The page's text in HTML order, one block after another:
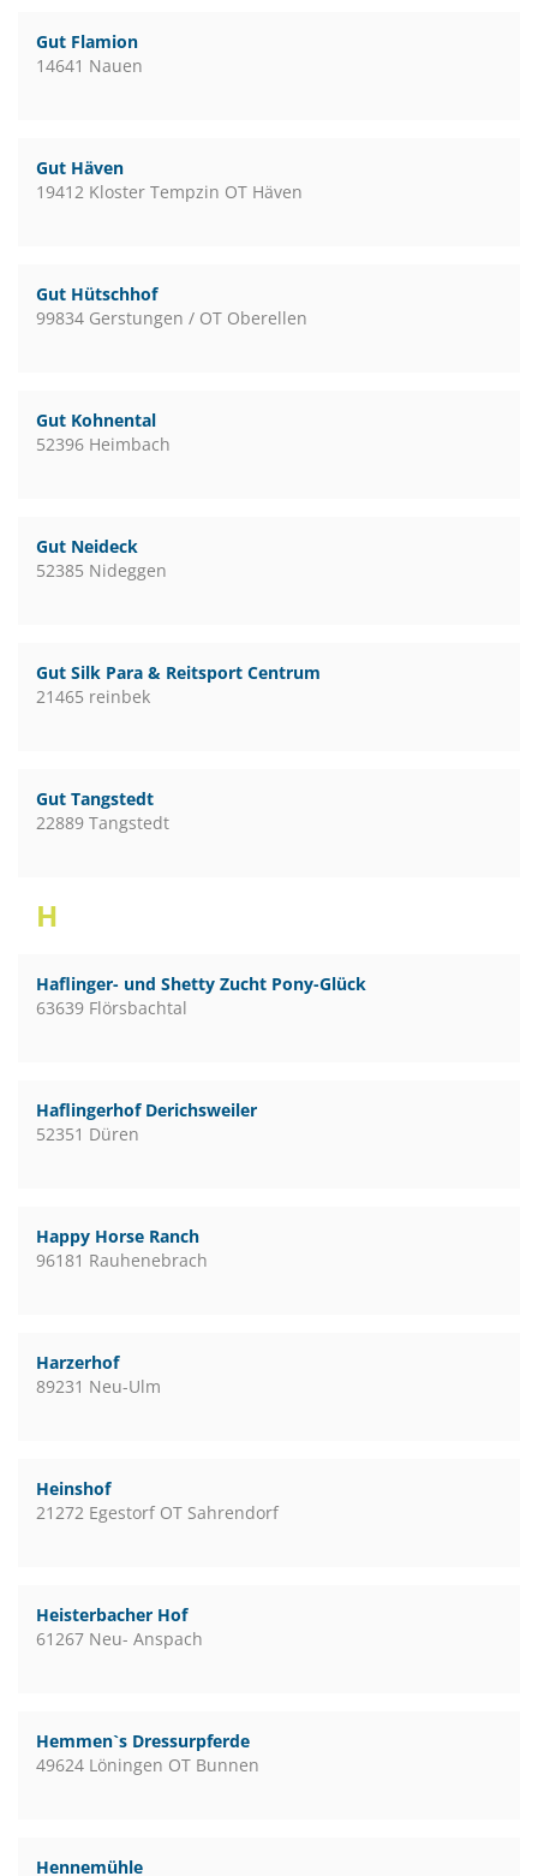
Gut Flamion
14641 Nauen
Gut Häven
19412 Kloster Tempzin OT Häven
Gut Hütschhof
99834 Gerstungen / OT Oberellen
Gut Kohnental
52396 Heimbach
Gut Neideck
52385 Nideggen
Gut Silk Para & Reitsport Centrum
21465 reinbek
Gut Tangstedt
22889 Tangstedt
H
Haflinger- und Shetty Zucht Pony-Glück
63639 Flörsbachtal
Haflingerhof Derichsweiler
52351 Düren
Happy Horse Ranch
96181 Rauhenebrach
Harzerhof
89231 Neu-Ulm
Heinshof
21272 Egestorf OT Sahrendorf
Heisterbacher Hof
61267 Neu- Anspach
Hemmen`s Dressurpferde
49624 Löningen OT Bunnen
Hennemühle